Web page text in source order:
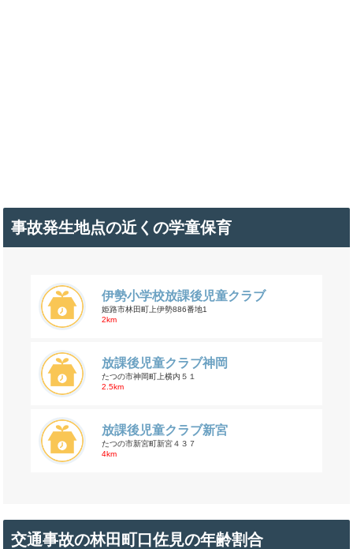
事故発生地点の近くの学童保育
伊勢小学校放課後児童クラブ
姫路市林田町上伊勢886番地1
2km
放課後児童クラブ神岡
たつの市神岡町上横内５１
2.5km
放課後児童クラブ新宮
たつの市新宮町新宮４３７
4km
交通事故の林田町口佐見の年齢割合